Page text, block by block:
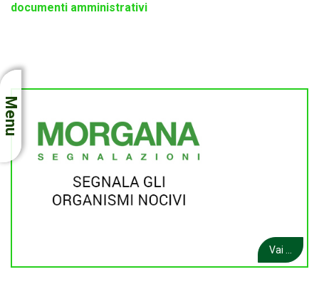
Menu
documenti amministrativi
Vai ...